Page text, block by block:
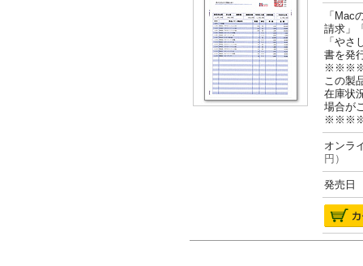
「Mac
請求」
「や
書を発
この製
在庫状
場合が
オン
円）
発売日